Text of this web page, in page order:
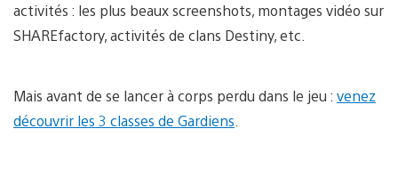
activités : les plus beaux screenshots, montages vidéo sur
SHAREfactory, activités de clans Destiny, etc.
Mais avant de se lancer à corps perdu dans le jeu : venez
découvrir les 3 classes de Gardiens